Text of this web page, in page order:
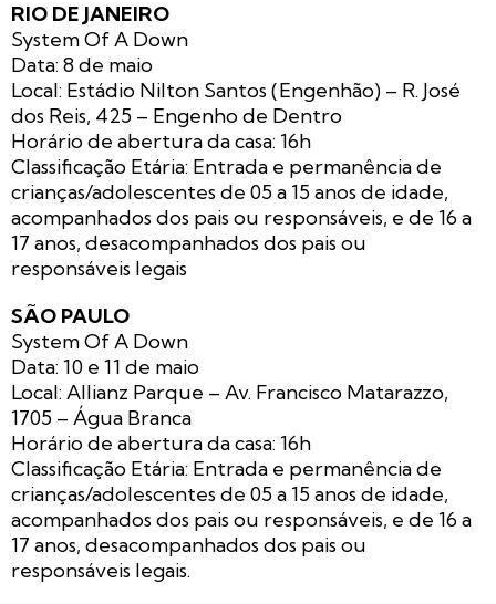
RIO DE JANEIRO
System Of A Down
Data: 8 de maio
Local: Estádio Nilton Santos (Engenhão) – R. José
dos Reis, 425 – Engenho de Dentro
Horário de abertura da casa: 16h
Classificação Etária: Entrada e permanência de
crianças/adolescentes de 05 a 15 anos de idade,
acompanhados dos pais ou responsáveis, e de 16 a
17 anos, desacompanhados dos pais ou
responsáveis legais
SÃO PAULO
System Of A Down
Data: 10 e 11 de maio
Local: Allianz Parque – Av. Francisco Matarazzo,
1705 – Água Branca
Horário de abertura da casa: 16h
Classificação Etária: Entrada e permanência de
crianças/adolescentes de 05 a 15 anos de idade,
acompanhados dos pais ou responsáveis, e de 16 a
17 anos, desacompanhados dos pais ou
responsáveis legais.